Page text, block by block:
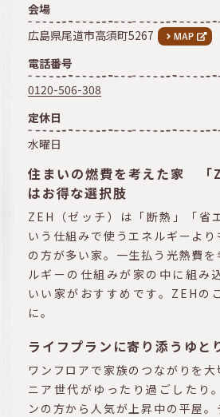
会場
広島県尾道市高須町5267
電話番号
0120-506-308
定休日
水曜日
住まいの燃費を考えた家 「
はお得な選択肢
ZEH（ゼッチ）は「断熱」「省
いう仕組みで使うエネルギーよ
の方が多い家。一生払う光熱費
ルギーの仕組みが家の中に組み
いい家がおすすめです。ZEHの
に。
ライフプランに寄り添うゆと
ワンフロアで家族のつながりを
ニア世代がゆったり過ごしたり
ンの方から人気が上昇中の平屋。